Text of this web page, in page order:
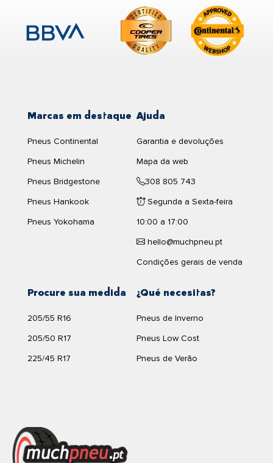
Marcas em destaque
Pneus Continental
Pneus Michelin
Pneus Bridgestone
Pneus Hankook
Pneus Yokohama
¿Qué necesitas?
Pneus de Inverno
Pneus Low Cost
Pneus de Verão
Procure sua medida
205/55 R16
205/50 R17
225/45 R17
Ajuda
Garantia e devoluções
Mapa da web
308 805 743
Segunda a Sexta-feira
10:00 a 17:00
hello@muchpneu.pt
Condições gerais de venda